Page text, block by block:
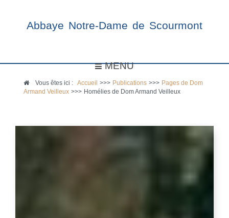
Abbaye Notre-Dame de Scourmont
MENU
Vous êtes ici :Accueil >>> Publications >>> Pages de Dom
Armand Veilleux >>> Homélies de Dom Armand Veilleux